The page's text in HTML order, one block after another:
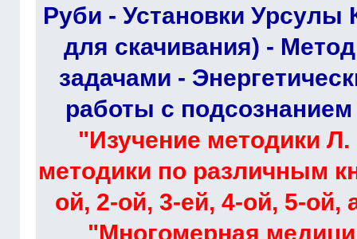
Руби - Установки Урсулы
для скачивания) -
задачами -
работы с
"Изучение методики
методики по различным
ой, 2-ой, 3-ей, 4-ой, 5-ой,
"Многомерная